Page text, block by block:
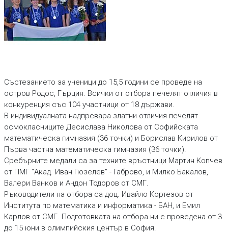
Състезанието за ученици до 15,5 години се проведе на
остров Родос, Гърция. Всички от отбора печелят отличия в
конкуренция със 104 участници от 18 държави.
В индивидуалната надпревара златни отличия печелят
осмокласниците Десислава Николова от Софийската
математическа гимназия (36 точки) и Борислав Кирилов от
Първа частна математическа гимназия (36 точки).
Сребърните медали са за техните връстници Мартин Копчев
от ПМГ "Акад. Иван Гюзелев" - Габрово, и Милко Бакалов,
Валери Ванков и Андон Тодоров от СМГ.
Ръководители на отбора са доц. Ивайло Кортезов от
Института по математика и информатика - БАН, и Емил
Карлов от СМГ. Подготовката на отбора ни е проведена от 3
до 15 юни в олимпийския център в София.